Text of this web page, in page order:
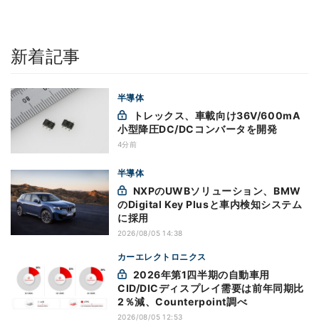
新着記事
半導体
小型降圧DC/DCコンバータを開発
4分前
半導体
のDigital Key Plusと車内検知システム
に採用
2026/08/05 14:38
カーエレクトロニクス
CID/DICディスプレイ需要は前年同期比
2％減、Counterpoint調べ
2026/08/05 12:53